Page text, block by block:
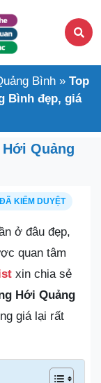
Bình » Top
Bình đẹp, giá
Quảng
ĐÃ KIỂM DUYỆT
ở đâu đẹp,
quan tâm
xin chia sẻ
Hới Quảng
giá lại rất